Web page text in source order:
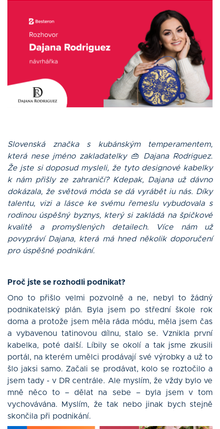
Čeština
Slovenská značka s kubánským temperamentem,
která nese jméno zakladatelky 👜 Dajana Rodriguez.
Že jste si doposud mysleli, že tyto designové kabelky
k nám přišly ze zahraničí? Kdepak, Dajana už dávno
dokázala, že světová móda se dá vyrábět iu nás. Díky
talentu, vizi a lásce ke svému řemeslu vybudovala s
rodinou úspěšný byznys, který si zakládá na špičkové
kvalitě a promyšlených detailech. Více nám už
povypráví Dajana, která má hned několik doporučení
pro úspěšné podnikání.
Proč jste se rozhodli podnikat?
Ono to přišlo velmi pozvolně a ne, nebyl to žádný
podnikatelský plán. Byla jsem po střední škole rok
doma a protože jsem měla ráda módu, měla jsem čas
a vybavenou tatinovou dílnu, stalo se. Vznikla první
kabelka, poté další. Líbily se okolí a tak jsme zkusili
portál, na kterém umělci prodávají své výrobky a už to
šlo jaksi samo. Začali se prodávat, kolo se roztočilo a
jsem tady - v DR centrále. Ale myslím, že vždy bylo ve
mně něco to – dělat na sebe – byla jsem v tom
vychovávána. Myslím, že tak nebo jinak bych stejně
skončila při podnikání.